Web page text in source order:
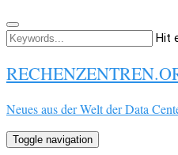
Hit
Neues aus der Welt der Data
Toggle navigation